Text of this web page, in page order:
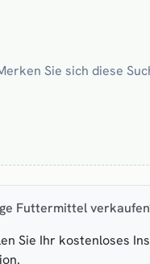
Sie sich diese
Futtermittel
Sie Ihr kostenloses